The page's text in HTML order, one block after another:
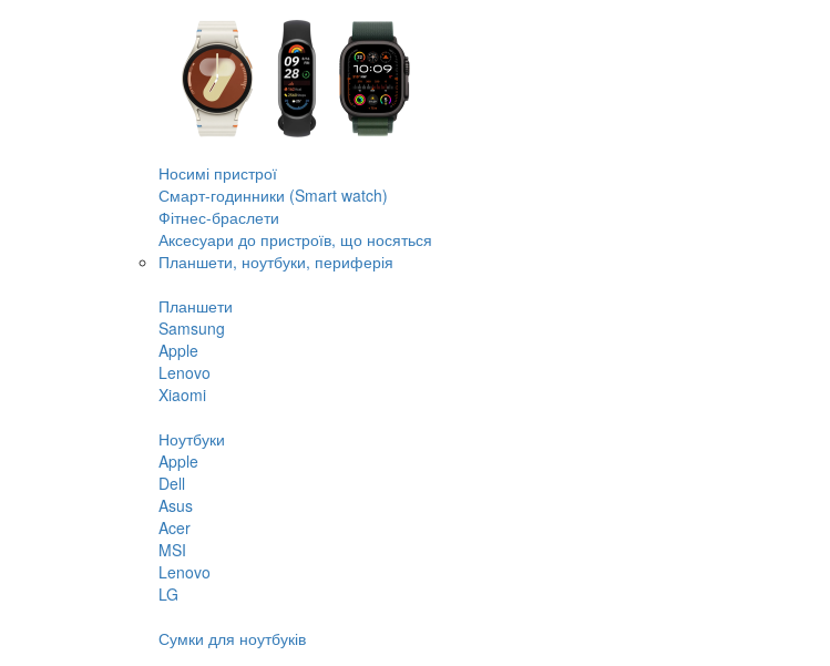
Носимі пристрої
Смарт-годинники (Smart watch)
Фітнес-браслети
Аксесуари до пристроїв, що носяться
Планшети, ноутбуки, периферія
Планшети
Samsung
Apple
Lenovo
Xiaomi
Ноутбуки
Apple
Dell
Asus
Acer
MSI
Lenovo
LG
Сумки для ноутбуків